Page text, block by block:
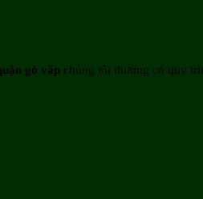
gò vấp chúng tôi thường có quy